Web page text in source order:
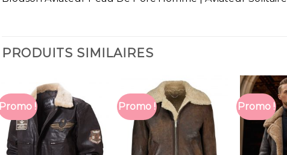
PRODUITS SIMILAIRES
Promo ! Promo ! Promo !